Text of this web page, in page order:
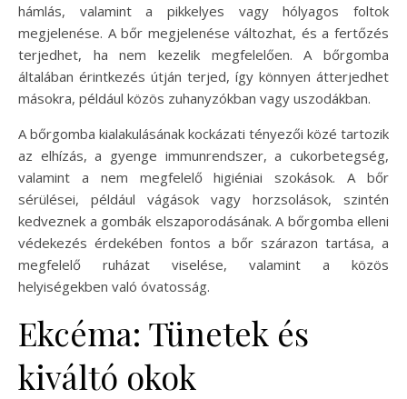
hámlás, valamint a pikkelyes vagy hólyagos foltok
megjelenése. A bőr megjelenése változhat, és a fertőzés
terjedhet, ha nem kezelik megfelelően. A bőrgomba
általában érintkezés útján terjed, így könnyen átterjedhet
másokra, például közös zuhanyzókban vagy uszodákban.
A bőrgomba kialakulásának kockázati tényezői közé tartozik
az elhízás, a gyenge immunrendszer, a cukorbetegség,
valamint a nem megfelelő higiéniai szokások. A bőr
sérülései, például vágások vagy horzsolások, szintén
kedveznek a gombák elszaporodásának. A bőrgomba elleni
védekezés érdekében fontos a bőr szárazon tartása, a
megfelelő ruházat viselése, valamint a közös
helyiségekben való óvatosság.
Ekcéma: Tünetek és
kiváltó okok